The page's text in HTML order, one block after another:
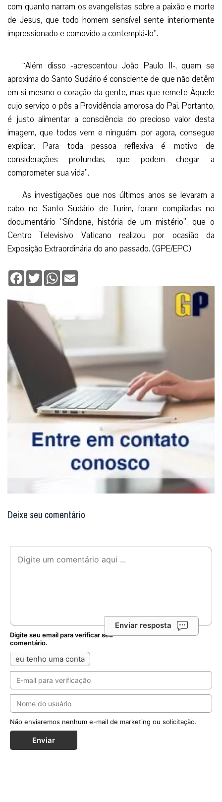
com quanto narram os evangelistas sobre a paixão e morte
de Jesus, que todo homem sensível sente interiormente
impressionado e comovido a contemplá-lo”.
“Além disso -acrescentou João Paulo II-, quem se
aproxima do Santo Sudário é consciente de que não detêm
em si mesmo o coração da gente, mas que remete Àquele
cujo serviço o pôs a Providência amorosa do Pai. Portanto,
é justo alimentar a consciência do precioso valor desta
imagem, que todos vem e ninguém, por agora, consegue
explicar. Para toda pessoa reflexiva é motivo de
considerações profundas, que podem chegar a
comprometer sua vida”.
As investigações que nos últimos anos se levaram a
cabo no Santo Sudário de Turim, foram compiladas no
documentário “Síndone, história de um mistério”, que o
Centro Televisivo Vaticano realizou por ocasião da
Exposição Extraordinária do ano passado. (GPE/EPC)
Facebook
TwitterWhatsApp
Deixe seu comentário
Enviar resposta
Digite seu email para verificar seu
comentário.
eu tenho uma conta
Não enviaremos nenhum e-mail de marketing ou solicitação.
Enviar